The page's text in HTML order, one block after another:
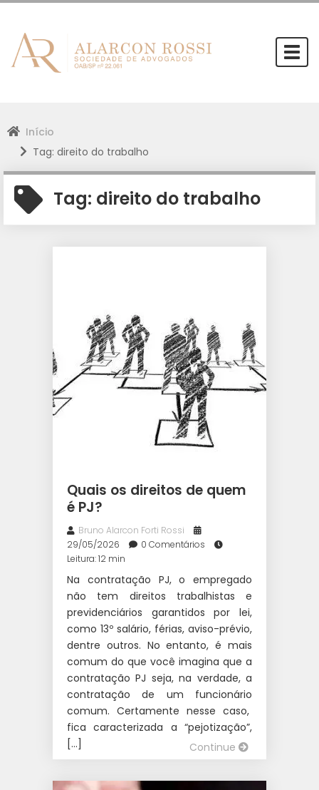
Início
Tag: direito do trabalho
Tag: direito do trabalho
Quais os direitos de quem
é PJ?
Bruno Alarcon Forti Rossi
29/05/2026
0 Comentários
Leitura: 12 min
Na contratação PJ, o empregado
não tem direitos trabalhistas e
previdenciários garantidos por lei,
como 13º salário, férias, aviso-prévio,
dentre outros. No entanto, é mais
comum do que você imagina que a
contratação PJ seja, na verdade, a
contratação de um funcionário
comum. Certamente nesse caso,
fica caracterizada a “pejotização”,
[…]
Continue